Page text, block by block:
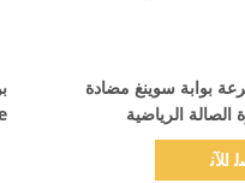
بوابة سوينغ مضادة
الصالة الرياضية
ﺍﻶﻧ